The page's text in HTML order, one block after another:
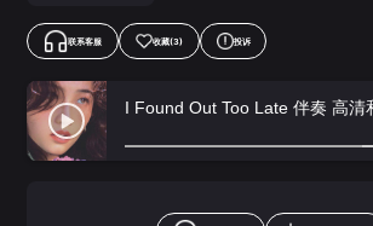
联系客服 收藏(3) 投诉
I Found Out Too Late 伴奏 高清